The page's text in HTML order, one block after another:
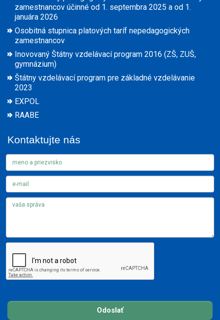
zamestnancov účinné od 1. septembra 2025 a od 1.
januára 2026
Osobitná stupnica platových taríf nepedagogických
zamestnancov
Inovovaný Štátny vzdelávací program 2016 (ZŠ, ZUŠ,
gymnázium)
Štátny vzdelávací program pre základné vzdelávanie
2023
EXPOL
RAABE
Kontaktujte nás
Odoslať